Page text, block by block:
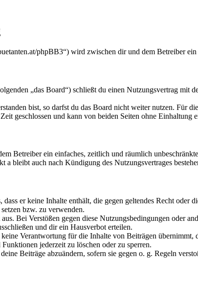
phpBB3“) wird zwischen dir und dem Betreiber
„das Board“) schließt du einen Nutzungsvertrag mit
bist, so darfst du das Board nicht weiter nutzen. Für
geschlossen und kann von beiden Seiten ohne Einhaltung
Betreiber ein einfaches, zeitlich und räumlich
a bleibt auch nach Kündigung des Nutzungsvertrages
er keine Inhalte enthält, die gegen geltendes Recht oder
bzw. zu verwenden.
Bei Verstößen gegen diese Nutzungsbedingungen oder
und dir ein Hausverbot erteilen.
Verantwortung für die Inhalte von Beiträgen
jederzeit zu löschen oder zu sperren.
Beiträge abzuändern, sofern sie gegen o. g. Regeln